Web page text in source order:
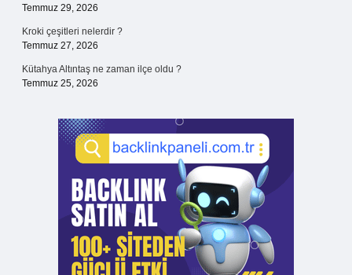
Temmuz 29, 2026
Kroki çeşitleri nelerdir ?
Temmuz 27, 2026
Kütahya Altıntaş ne zaman ilçe oldu ?
Temmuz 25, 2026